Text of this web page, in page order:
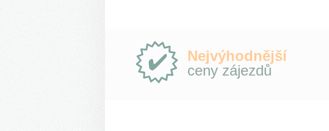
Proč
e-
Slovensko.cz?
Nejvýhodnější
ceny zájezdů